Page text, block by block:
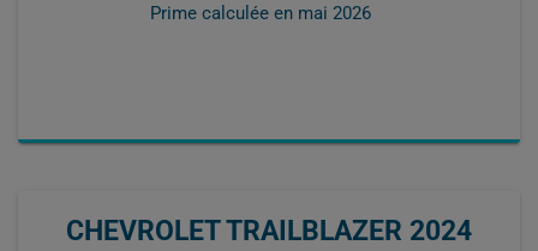
Prime calculée en mai 2026
CHEVROLET TRAILBLAZER 2024